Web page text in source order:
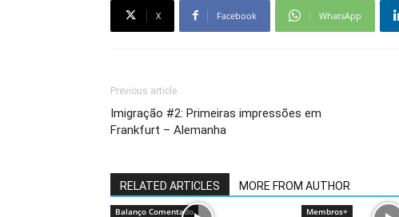
X Facebook WhatsApp
Previous article
Imigração #2: Primeiras impressões em
Frankfurt – Alemanha
RELATED ARTICLES MORE FROM AUTHOR
Balanço Comentado Membros+